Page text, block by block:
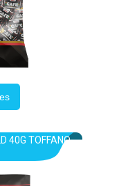
40G TOFFANO